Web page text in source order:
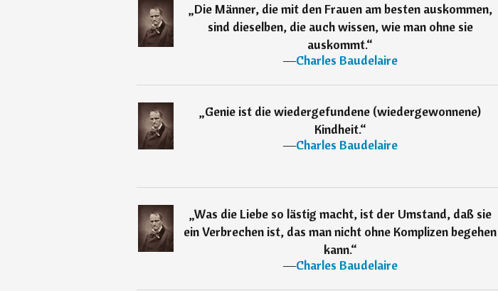
„Die Männer, die mit den Frauen am besten auskommen,
sind dieselben, die auch wissen, wie man ohne sie
auskommt.“
―Charles Baudelaire
„Genie ist die wiedergefundene (wiedergewonnene)
Kindheit.“
―Charles Baudelaire
„Was die Liebe so lästig macht, ist der Umstand, daß sie
ein Verbrechen ist, das man nicht ohne Komplizen begehen
kann.“
―Charles Baudelaire